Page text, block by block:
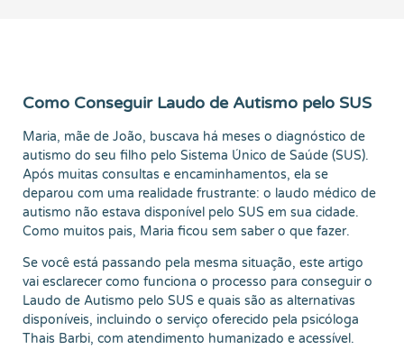
Como Conseguir Laudo de Autismo pelo SUS
Maria, mãe de João, buscava há meses o diagnóstico de
autismo do seu filho pelo Sistema Único de Saúde (SUS).
Após muitas consultas e encaminhamentos, ela se
deparou com uma realidade frustrante: o laudo médico de
autismo não estava disponível pelo SUS em sua cidade.
Como muitos pais, Maria ficou sem saber o que fazer.
Se você está passando pela mesma situação, este artigo
vai esclarecer como funciona o processo para conseguir o
Laudo de Autismo pelo SUS e quais são as alternativas
disponíveis, incluindo o serviço oferecido pela psicóloga
Thais Barbi, com atendimento humanizado e acessível.